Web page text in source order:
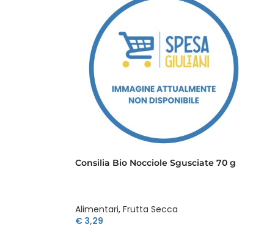
Consilia Bio Nocciole Sgusciate 70 g
Alimentari, Frutta Secca
€3,29